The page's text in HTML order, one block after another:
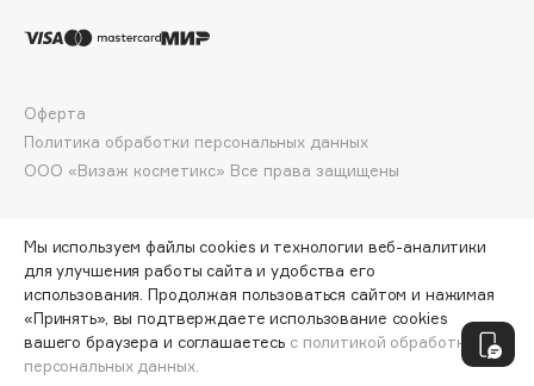
Dolomit
Dr. Vranjes Firenze
Dr.Althea
DSD de Luxe
Dyson
ПО ЗОЛОТОЙ КАРТЕ:570 ₽
ДОБАВИТЬ В КОРЗИНУ 633 ₽
ООО «Визаж косметикс» Все права защищены
Оферта
Политика обработки персональных данных
Мы используем файлы cookies и технологии веб-аналитики
для улучшения работы сайта и удобства его
использования. Продолжая пользоваться сайтом и нажимая
«Принять», вы подтверждаете использование cookies
вашего браузера и соглашаетесь с политикой обработки
персональных данных.